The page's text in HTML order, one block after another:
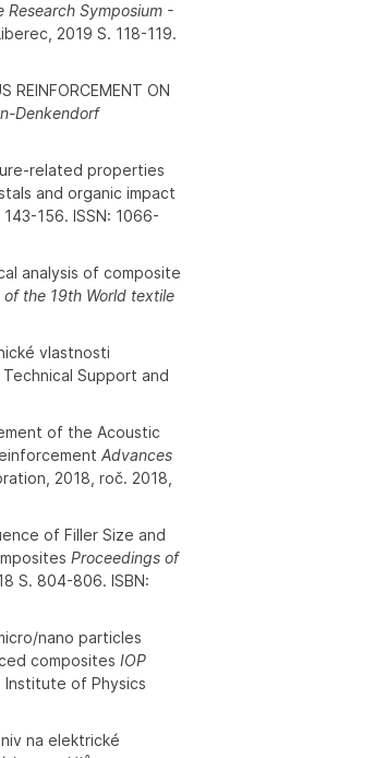
Research Symposium -
2019 S. 118-119.
REINFORCEMENT ON
Denkendorf
related properties
and organic impact
156. ISSN: 1066-
analysis of composite
the 19th World textile
vlastnosti
Support and
of the Acoustic
Advances
2018, roč. 2018,
of Filler Size and
Proceedings of
S. 804-806. ISBN:
nano particles
composites IOP
Institute of Physics
na elektrické